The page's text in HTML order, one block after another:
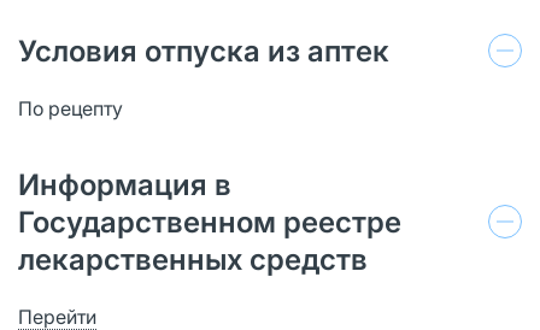
Условия отпуска из аптек
По рецепту
Информация в
Государственном реестре
лекарственных средств
Перейти